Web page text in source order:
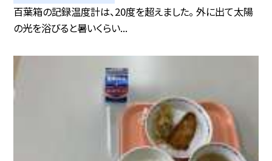
百葉箱の記録温度計は、20度を超えました。 外に出て太陽
の光を浴びると暑いくらい...